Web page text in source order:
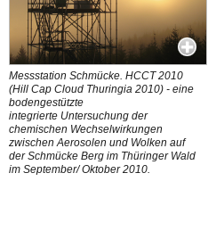
Messstation Schmücke. HCCT 2010
(Hill Cap Cloud Thuringia 2010) - eine
bodengestützte
integrierte Untersuchung der
chemischen Wechselwirkungen
zwischen Aerosolen und Wolken auf
der Schmücke Berg im Thüringer Wald
im September/ Oktober 2010.